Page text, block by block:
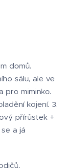
domů.
sálu, ale ve
pro miminko.
kojení. 3.
přírůstek +
a já